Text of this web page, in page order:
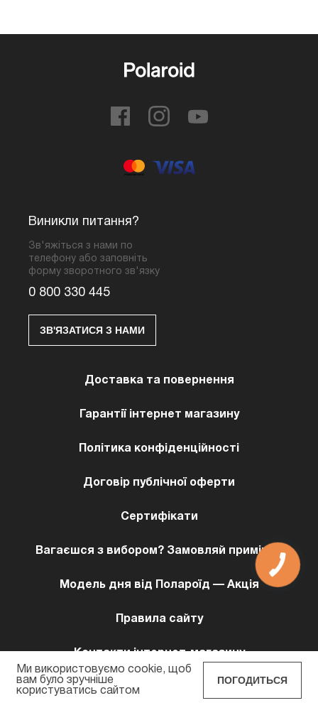
Виникли питання?
Зв'яжіться з нами по
телефону або заповніть
форму зворотного зв'язку
0 800 330 445
ЗВ'ЯЗАТИСЯ З НАМИ
Доставка та повернення
Гарантії інтернет магазину
Політика конфіденційності
Договір публічної оферти
Сертифікати
Вагаєшся з вибором? Замовляй примірку!
Модель дня від Полароїд — Акція
Правила сайту
Контакти інтернет-магазину
POLAROID EYEWEAR © 2026 Всi права захищенi
Ми використовуємо cookie, щоб
вам було зручніше
користуватись сайтом
ПОГОДИТЬСЯ